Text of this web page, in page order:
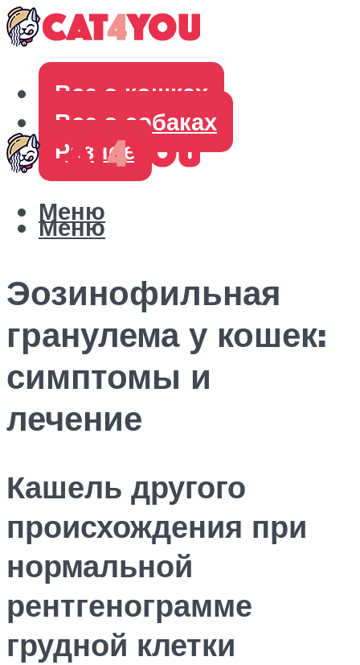
Все о кошках
Все о собаках
Разное
Меню
Меню
Эозинофильная
гранулема у кошек:
симптомы и
лечение
Кашель другого
происхождения при
нормальной
рентгенограмме
грудной клетки